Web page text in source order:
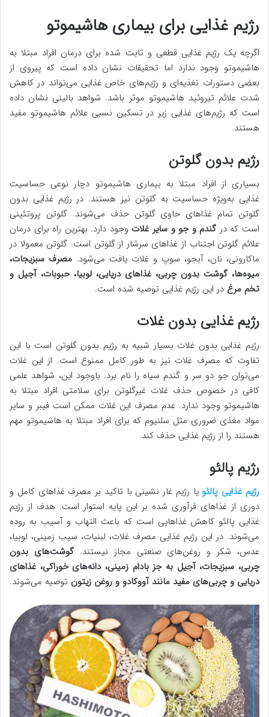
رژیم غذایی برای بیماری هاشیموتو
اگرچه یک رژیم غذایی قطعی و ثابت شده برای درمان افراد مبتلا به
هاشیموتو وجود ندارد اما تحقیقات نشان داده است که پیروی از
بعضی دستورات تغذیه‌ای و رژیم‌های خاص غذایی می‌تواند در کاهش
شدت علائم تیروئید هاشیموتو موثر باشد. شواهد بالینی نشان داده
است که رژیم‌های غذایی زیر در تسکین نسبی علائم هاشیموتو مفید
هستند.
رژیم بدون گلوتن
بسیاری از افراد مبتلا به بیماری هاشیموتو دچار نوعی حساسیت
غذایی به‌ویژه حساسیت به گلوتن نیز هستند. در رژیم غذایی بدون
گلوتن تمام غذاهای حاوی گلوتن حذف می‌شوند. گلوتن پروتئینی
است که در گندم و جو و سایر غلات وجود دارد. بهترین راه برای درمان
علائم گلوتن اجتناب از غذاهای سرشار از گلوتن است. گلوتن معمولا در
ماکارونی، نان، آبجو، سوپ و غلات یافت می‌شود. مصرف سبزیجات،
میوه‌ها، گوشت بدون چربی، غذاهای دریایی، لوبیا، حبوبات، آجیل و
تخم مرغ در این رژیم غذایی توصیه شده است.
رژیم غذایی بدون غلات
رژیم غذایی بدون غلات بسیار شبیه به رژیم بدون گلوتن است با این
تفاوت که مصرف غلات نیز به طور کامل ممنوع است. از این غلات
می‌توان جو دو سر و گندم سیاه را نام برد. باوجود این، شواهد علمی
کافی در خصوص حذف غلات غیرگلوتن برای سلامتی افراد مبتلا به
هاشیموتو وجود ندارد. عدم مصرف این غلات ممکن است فیبر و سایر
مواد مغذی ضروری مثل سلنیوم که برای افراد مبتلا به هاشیموتو مهم
هستند را از رژیم غذایی حذف کند.
رژیم پالئو
رژیم غذایی پالئو یا رژیم غار نشینی با تاکید بر مصرف غذاهای کامل و
دوری از غذاهای فرآوری شده بر این پایه استوار است. هدف از رژیم
غذایی پالئو کاهش غذاهایی است که باعث التهاب و آسیب به روده
می‌شوند. در این رژیم غذایی مصرف غلات، لبنیات، سیب زمینی، لوبیا،
عدس، شکر و روغن‌های صنعتی مجاز نیستند.گوشت‌های بدون
چربی، سبزیجات، آجیل به جز بادام زمینی، دانه‌های خوراکی، غذاهای
دریایی و چربی‌های مفید مانند آووکادو و روغن زیتون توصیه می‌شوند.